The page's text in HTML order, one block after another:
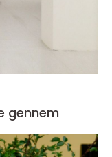
gennem